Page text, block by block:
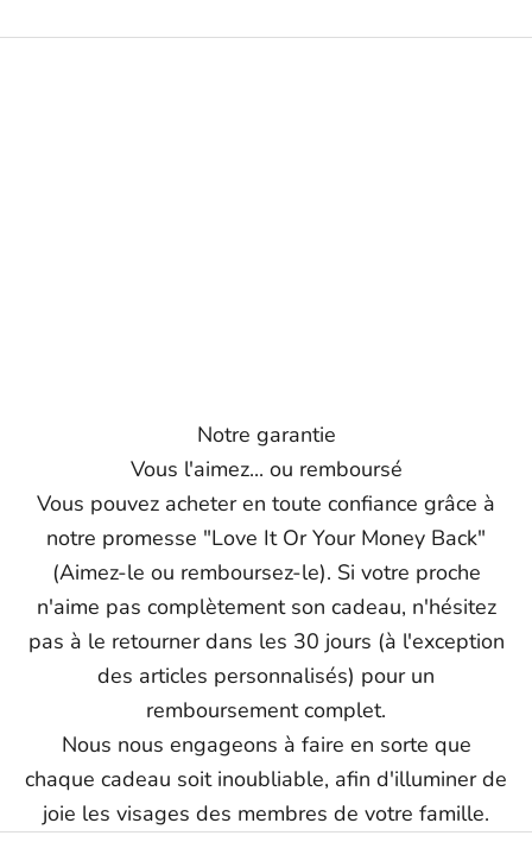
Notre garantie
Vous l'aimez... ou remboursé
Vous pouvez acheter en toute confiance grâce à
notre promesse "Love It Or Your Money Back"
(Aimez-le ou remboursez-le). Si votre proche
n'aime pas complètement son cadeau, n'hésitez
pas à le retourner dans les 30 jours (à l'exception
des articles personnalisés) pour un
remboursement complet.
Nous nous engageons à faire en sorte que
chaque cadeau soit inoubliable, afin d'illuminer de
joie les visages des membres de votre famille.